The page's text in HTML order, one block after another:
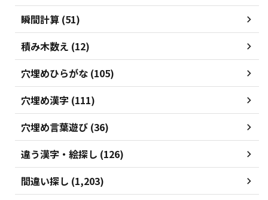
瞬間計算 (51)
積み木数え (12)
穴埋めひらがな (105)
穴埋め漢字 (111)
穴埋め言葉遊び (36)
違う漢字・絵探し (126)
間違い探し (1,203)